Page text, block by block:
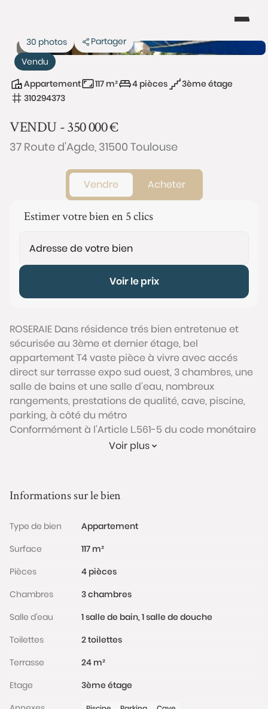
Vendu
30 photos Partager
Appartement 117 m² 4 pièces
3ème étage
310294373
VENDU -350 000€
37 Route d'Agde, 31500 Toulouse
Vendre Acheter
Estimer votre bien en 5 clics
Voir le prix
ROSERAIE Dans résidence trés bien entretenue et
sécurisée au 3ème et dernier étage, bel
appartement T4 vaste pièce à vivre avec accés
direct sur terrasse expo sud ouest, 3 chambres, une
salle de bains et une salle d'eau, nombreux
rangements, prestations de qualité, cave, piscine,
parking, à côté du métro
Conformément à l'Article L.561-5 du code monétaire
et financier, veuillez noter qu'une pièce d'identité
Les informations sur les risques auxquels ce bien est
www.georisques.gouv.fr
Voir plus
Informations sur le bien
Type de bien
Appartement
Surface
117 m²
Pièces
4 pièces
Chambres
3 chambres
Salle d'eau
1 salle de bain, 1 salle de douche
Toilettes
2 toilettes
Terrasse
24 m²
Etage
3ème étage